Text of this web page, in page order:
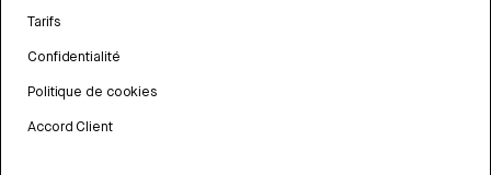
Tarifs
Confidentialité
Politique de cookies
Accord Client